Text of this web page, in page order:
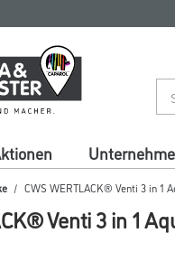
CWS WERTLACK® Venti 3 in 1
Venti 3 in 1